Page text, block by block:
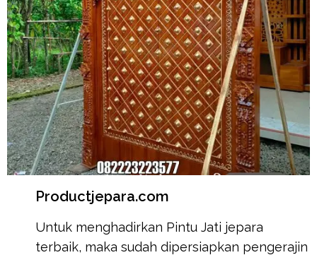
Productjepara.com
Untuk menghadirkan Pintu Jati jepara
terbaik, maka sudah dipersiapkan pengerajin